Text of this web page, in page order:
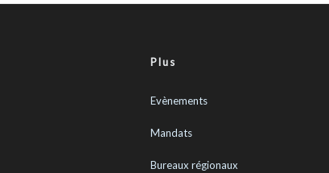
Plus
Evènements
Mandats
Bureaux régionaux